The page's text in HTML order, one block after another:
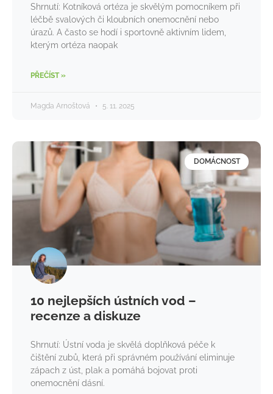
Shrnutí: Kotníková ortéza je skvělým pomocníkem při
léčbě svalových či kloubních onemocnění nebo
úrazů. A často se hodí i sportovně aktivním lidem,
kterým ortéza naopak
PŘEČÍST »
Magda Arnoštová 5. 11. 2025
DOMÁCNOST
10 nejlepších ústních vod –
recenze a diskuze
Shrnutí: Ústní voda je skvělá doplňková péče k
čištění zubů, která při správném používání eliminuje
zápach z úst, plak a pomáhá bojovat proti
onemocnění dásní.